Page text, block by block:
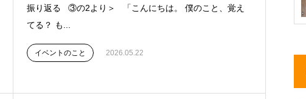
振り返る ③の2より＞ 「こんにちは。 僕のこと、覚え
てる？ も...
イベントのこと 2026.05.22